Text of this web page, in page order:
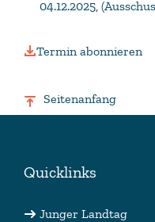
04.12.2025,
Termin abonnieren
Seitenanfang
Quicklinks
Junger Landtag